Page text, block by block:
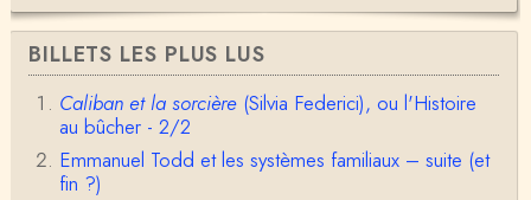
anne hebrard
Bonjour, peut-on trouver maintenant le manuscrit d'Al
ain Testart de 2009, souvent cité ?
Claude Julien
Bonjour Monsieur,Récent abonné à votre blog, je vi
ens de lire votre dernière publication, qui m’a be…
BILLETS LES PLUS LUS
Caliban et la sorcière(Silvia Federici), ou l'Histoire
au bûcher - 2/2
Emmanuel Todd et les systèmes familiaux – suite (et
fin ?)